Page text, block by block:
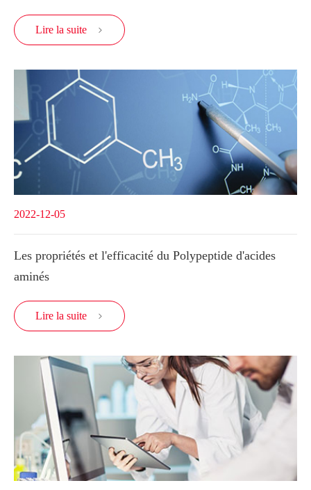
Lire la suite 
2022-12-05
Les propriétés et l'efficacité du Polypeptide d'acides
aminés
Lire la suite 